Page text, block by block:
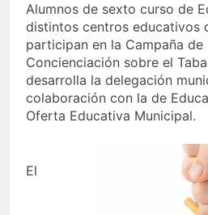
Alumnos de sexto curso de
distintos centros educativos
participan en la Campaña
Concienciación sobre el
desarrolla la delegación
colaboración con la de
Oferta Educativa Municipal.
El